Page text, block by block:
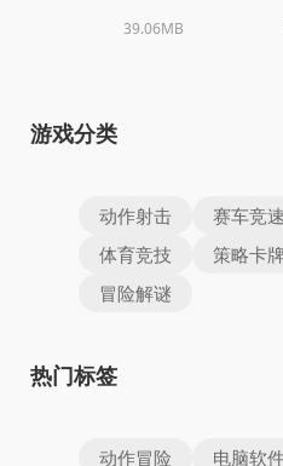
39.06MB
游戏分类
动作射击 赛车竞速
体育竞技
策略卡牌
冒险解谜
热门标签
动作冒险 电脑软